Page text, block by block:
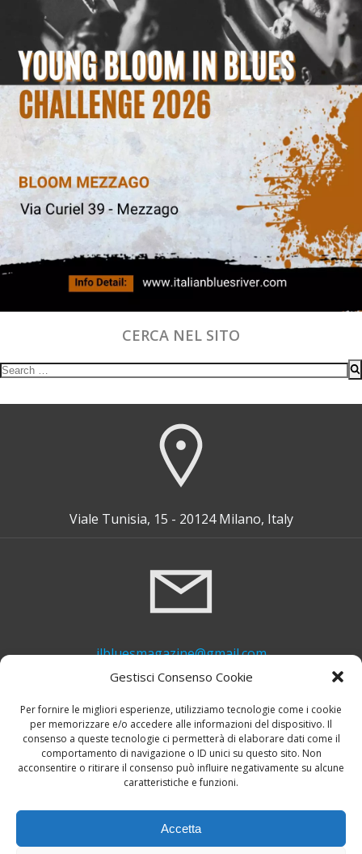
Gestisci Consenso Cookie
Per fornire le migliori esperienze, utilizziamo tecnologie come i cookie
per memorizzare e/o accedere alle informazioni del dispositivo. Il
consenso a queste tecnologie ci permetterà di elaborare dati come il
comportamento di navigazione o ID unici su questo sito. Non
acconsentire o ritirare il consenso può influire negativamente su alcune
caratteristiche e funzioni.
Accetta
CERCA NEL SITO
Search
Viale Tunisia, 15 - 20124 Milano, Italy
ilbluesmagazine@gmail.com
+39 339 748 6635